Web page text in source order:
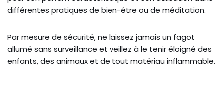
différentes pratiques de bien-être ou de méditation.
Par mesure de sécurité, ne laissez jamais un fagot
allumé sans surveillance et veillez à le tenir éloigné des
enfants, des animaux et de tout matériau inflammable.